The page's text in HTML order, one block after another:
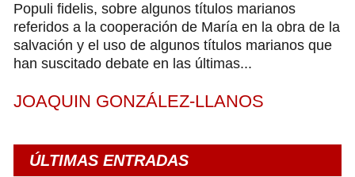
Populi fidelis, sobre algunos títulos marianos
referidos a la cooperación de María en la obra de la
salvación y el uso de algunos títulos marianos que
han suscitado debate en las últimas...
JOAQUIN GONZÁLEZ-LLANOS
ÚLTIMAS ENTRADAS